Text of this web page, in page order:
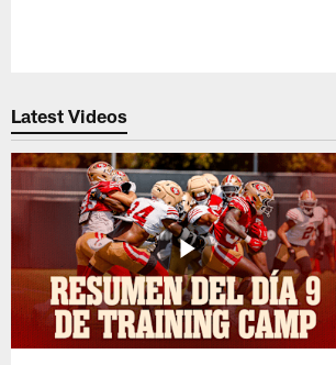
Latest Videos